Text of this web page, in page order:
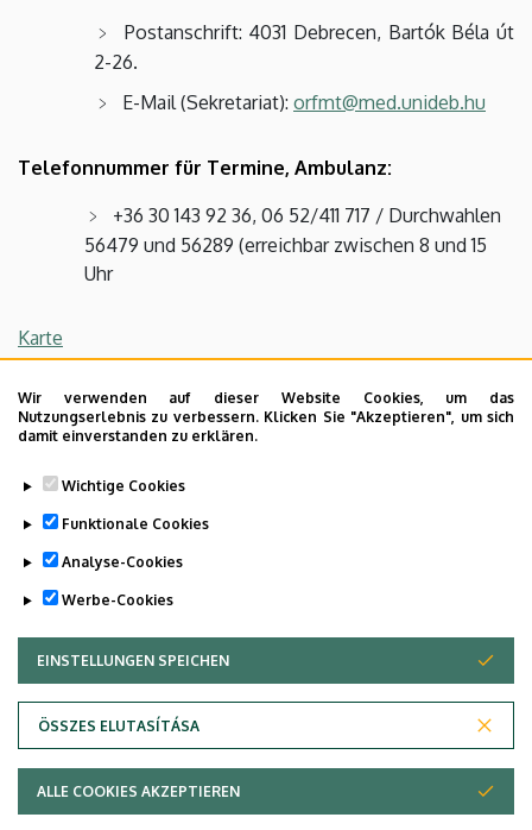
Wir verwenden auf dieser Website Cookies, um das
Nutzungserlebnis zu verbessern. Klicken Sie "Akzeptieren", um sich
damit einverstanden zu erklären.
Wichtige Cookies
Funktionale Cookies
Analyse-Cookies
Werbe-Cookies
EINSTELLUNGEN SPEICHEN
ÖSSZES ELUTASÍTÁSA
ZUSTIMMUNG ZURÜCKZIEHEN
ALLE COOKIES AKZEPTIEREN
Postanschrift: 4031 Debrecen, Bartók Béla út
2-26.
E-Mail (Sekretariat): orfmt@med.unideb.hu
Telefonnummer für Termine, Ambulanz:
+36 30 143 92 36, 06 52/411 717 / Durchwahlen
56479 und 56289 (erreichbar zwischen 8 und 15
Uhr
Karte
Neurologische Rehabilitation
Last update:
Adatvédelem
Copyright © 2026 Unideb